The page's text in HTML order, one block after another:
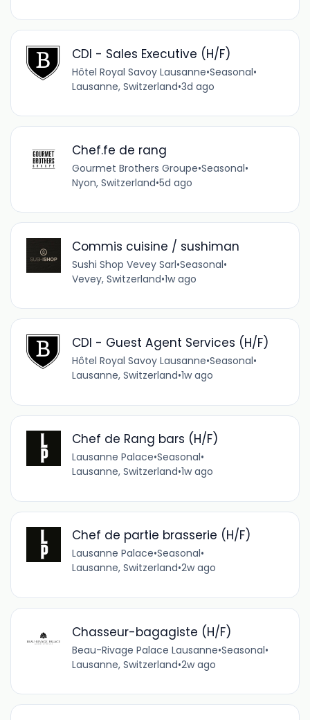
CDI - Sales Executive (H/F)
Hôtel Royal Savoy Lausanne•Seasonal•
Lausanne, Switzerland•3d ago
Chef.fe de rang
Gourmet Brothers Groupe•Seasonal•
Nyon, Switzerland•5d ago
Commis cuisine / sushiman
Sushi Shop Vevey Sarl•Seasonal•
Vevey, Switzerland•1w ago
CDI - Guest Agent Services (H/F)
Hôtel Royal Savoy Lausanne•Seasonal•
Lausanne, Switzerland•1w ago
Chef de Rang bars (H/F)
Lausanne Palace•Seasonal•
Lausanne, Switzerland•1w ago
Chef de partie brasserie (H/F)
Lausanne Palace•Seasonal•
Lausanne, Switzerland•2w ago
Chasseur-bagagiste (H/F)
Beau-Rivage Palace Lausanne•Seasonal•
Lausanne, Switzerland•2w ago